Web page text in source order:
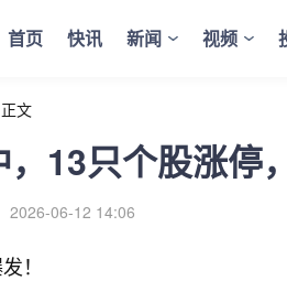
首页 快讯 新闻 视频
正文
13只个股涨停
2026-06-12 14:06
！